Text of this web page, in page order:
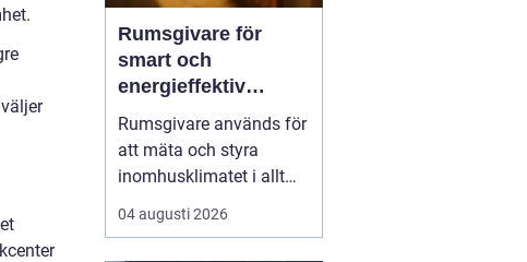
Rumsgivare för
smart och
energieffektiv
styrning av
inomhusklimat
Rumsgivare används för
att mäta och styra
inomhusklimatet i allt
från bostäder och kontor
till skolor, sjukhus och
04 augusti 2026